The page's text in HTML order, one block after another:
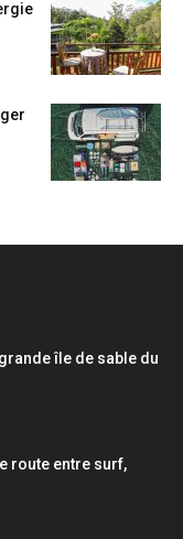
île de sable du
route entre surf,